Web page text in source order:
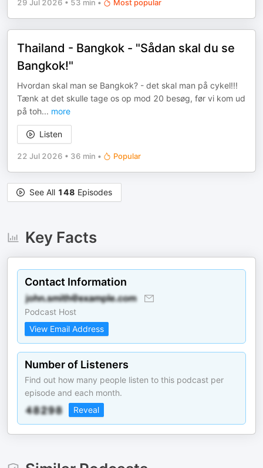
29 Jul 2026 • 53 min • Most popular
Thailand - Bangkok - "Sådan skal du se
Bangkok!"
Hvordan skal man se Bangkok? - det skal man på cykel!!!
Tænk at det skulle tage os op mod 20 besøg, før vi kom ud
på toh... more
Listen
22 Jul 2026 • 36 min • Popular
See All 148 Episodes
Key Facts
Contact Information
Podcast Host
View Email Address
Number of Listeners
Find out how many people listen to this podcast per
episode and each month.
Reveal